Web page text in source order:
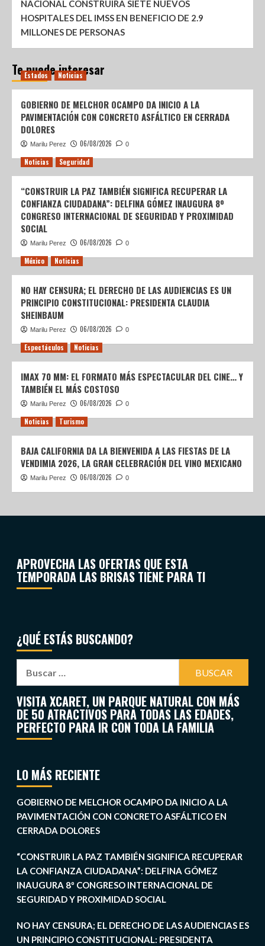
NACIONAL CONSTRUIRÁ SIETE NUEVOS
HOSPITALES DEL IMSS EN BENEFICIO DE 2.9
MILLONES DE PERSONAS
Te puede interesar
Estados Noticias
GOBIERNO DE MELCHOR OCAMPO DA INICIO A LA
PAVIMENTACIÓN CON CONCRETO ASFÁLTICO EN CERRADA
DOLORES
Marilu Perez 06/08/2026 0
Noticias Seguridad
“CONSTRUIR LA PAZ TAMBIÉN SIGNIFICA RECUPERAR LA
CONFIANZA CIUDADANA”: DELFINA GÓMEZ INAUGURA 8º
CONGRESO INTERNACIONAL DE SEGURIDAD Y PROXIMIDAD
SOCIAL
Marilu Perez 06/08/2026 0
México Noticias
NO HAY CENSURA; EL DERECHO DE LAS AUDIENCIAS ES UN
PRINCIPIO CONSTITUCIONAL: PRESIDENTA CLAUDIA
SHEINBAUM
Marilu Perez 06/08/2026 0
Espectáculos Noticias
IMAX 70 MM: EL FORMATO MÁS ESPECTACULAR DEL CINE… Y
TAMBIÉN EL MÁS COSTOSO
Marilu Perez 06/08/2026 0
Noticias Turismo
BAJA CALIFORNIA DA LA BIENVENIDA A LAS FIESTAS DE LA
VENDIMIA 2026, LA GRAN CELEBRACIÓN DEL VINO MEXICANO
Marilu Perez 06/08/2026 0
APROVECHA LAS OFERTAS QUE ESTA
TEMPORADA LAS BRISAS TIENE PARA TI
¿QUÉ ESTÁS BUSCANDO?
VISITA XCARET, UN PARQUE NATURAL CON MÁS
DE 50 ATRACTIVOS PARA TODAS LAS EDADES,
PERFECTO PARA IR CON TODA LA FAMILIA
LO MÁS RECIENTE
GOBIERNO DE MELCHOR OCAMPO DA INICIO A LA
PAVIMENTACIÓN CON CONCRETO ASFÁLTICO EN
CERRADA DOLORES
“CONSTRUIR LA PAZ TAMBIÉN SIGNIFICA RECUPERAR
LA CONFIANZA CIUDADANA”: DELFINA GÓMEZ
INAUGURA 8º CONGRESO INTERNACIONAL DE
SEGURIDAD Y PROXIMIDAD SOCIAL
NO HAY CENSURA; EL DERECHO DE LAS AUDIENCIAS ES
UN PRINCIPIO CONSTITUCIONAL: PRESIDENTA